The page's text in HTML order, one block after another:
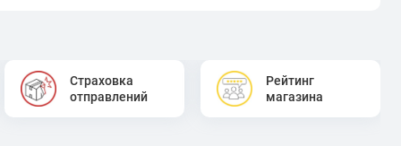
Страховка
отправлений
Рейтинг
магазина